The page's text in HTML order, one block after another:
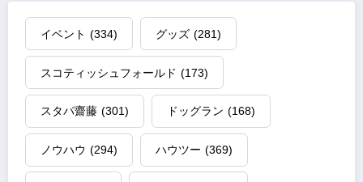
イベント (334) グッズ (281)
スコティッシュフォールド (173)
スタパ齋藤 (301) ドッグラン (168)
ノウハウ (294) ハウツー (369)